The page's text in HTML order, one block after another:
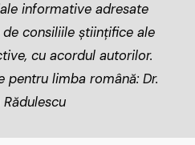
informative adresate
consiliile științifice ale
cu acordul autorilor.
pentru limba română: Dr.